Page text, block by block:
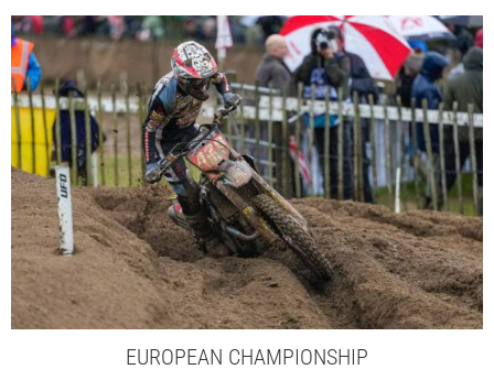
EUROPEAN CHAMPIONSHIP